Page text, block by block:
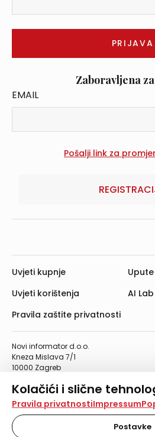
Kolačići i slične
Na našoj web stranici koristimo
tehnologije za pohranu, čitanje i
vašem uređaju. Time
Pravila privatnostiImpressum
Postavke
Zaboravljena
EMAIL
Novi informator d.o.o.
Kneza Mislava 7/1
10000 Zagreb
Telefaks: 01/4612-553
info@informator.hr
PRATITE NAS:
Uvjeti kupnje
Uvjeti korištenja
Pravila zaštite privatnosti
AI Lab